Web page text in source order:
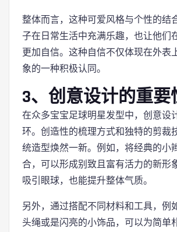
整体而言，这种可爱风格与个性的结
子在日常生活中充满乐趣，也让他们
更加自信。这种自信不仅体现在外表
象的一种积极认同。
3、创意设计的重要
在众多宝宝足球明星发型中，创意设
环。创造性的梳理方式和独特的剪裁
统造型焕然一新。例如，将经典的小
合，可以形成别致且富有活力的新形
吸引眼球，也能提升整体气质。
另外，通过搭配不同材料和工具，例
头绳或是闪亮的小饰品，可以为简单